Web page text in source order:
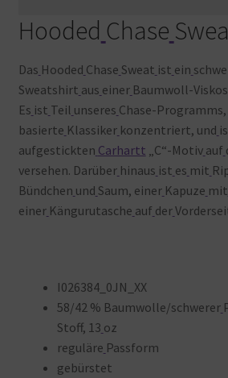
Hooded Chase
Das Hooded Chase Sweat ist ein
Sweatshirt aus einer Baumwoll-
Es ist Teil unseres Chase-Programms,
basierte Klassiker konzentriert, und
aufgestickten Carhartt „C“-Motiv auf
versehen. Darüber hinaus ist es mit
Bündchen und Saum, einer Kapuze mit
einer Kängurutasche auf der
I026384_0JN_XX
58/42 % Baumwolle/schwerer
Stoff, 13 oz
reguläre Passform
gebürstet